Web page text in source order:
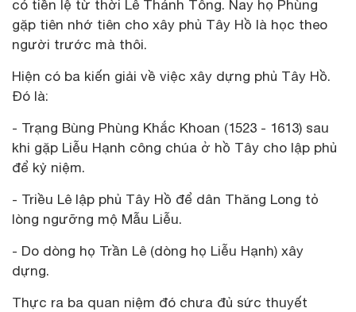
có tiền lệ từ thời Lê Thánh Tông. Nay họ Phùng
gặp tiên nhớ tiên cho xây phủ Tây Hồ là học theo
người trước mà thôi.
Hiện có ba kiến giải về việc xây dựng phủ Tây Hồ.
Đó là:
- Trạng Bùng Phùng Khắc Khoan (1523 - 1613) sau
khi gặp Liễu Hạnh công chúa ở hồ Tây cho lập phủ
để kỷ niệm.
- Triều Lê lập phủ Tây Hồ để dân Thăng Long tỏ
lòng ngưỡng mộ Mẫu Liễu.
- Do dòng họ Trần Lê (dòng họ Liễu Hạnh) xây
dựng.
Thực ra ba quan niệm đó chưa đủ sức thuyết